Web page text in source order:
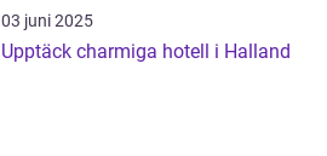
03 juni 2025
Upptäck charmiga hotell i Halland